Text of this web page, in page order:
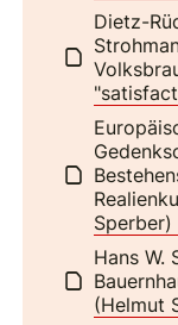
Dietz-
Sperber)
Hans W.
(Helmut